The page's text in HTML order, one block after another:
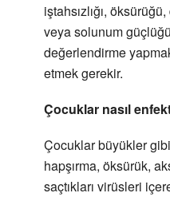
iştahsızlığı,
veya solunum
değerlendirme
etmek gerekir.
Çocuklar nasıl
Çocuklar büyükler
hapşırma, öksürük,
saçtıkları virüsleri